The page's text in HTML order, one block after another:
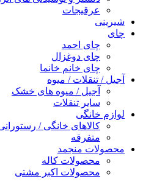
عرقیجات
شیرینی
چای
چای احمد
چای دوغزال
چای خانم خانما
آجیل / تنقلات / میوه
آجیل / میوه های خشک
سایر تنقلات
لوازم خانگی
کالاهای خانگی /
متفرقه
محصولات منجمد
محصولات کاله
محصولات اکبر مشتی